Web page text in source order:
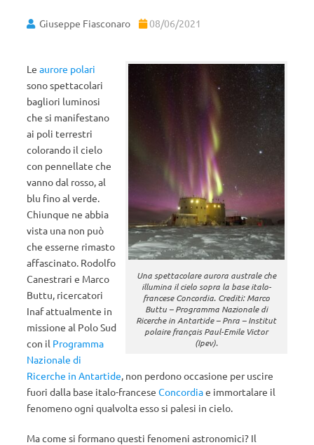
Giuseppe Fiasconaro 08/06/2021
Una spettacolare aurora australe che
illumina il cielo sopra la base italo-
francese Concordia. Crediti: Marco
Buttu – Programma Nazionale di
Ricerche in Antartide – Pnra – Institut
polaire français Paul-Emile Victor
(Ipev).
Le aurore polari
sono spettacolari
bagliori luminosi
che si manifestano
ai poli terrestri
colorando il cielo
con pennellate che
vanno dal rosso, al
blu fino al verde.
Chiunque ne abbia
vista una non può
che esserne rimasto
affascinato. Rodolfo
Canestrari e Marco
Buttu, ricercatori
Inaf attualmente in
missione al Polo Sud
con il Programma
Nazionale di
Ricerche in Antartide, non perdono occasione per uscire
fuori dalla base italo-francese Concordiae immortalare il
fenomeno ogni qualvolta esso si palesi in cielo.
Ma come si formano questi fenomeni astronomici? Il